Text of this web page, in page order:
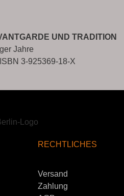
UND TRADITION
Jahre
3-925369-18-X
RECHTLICHES
Versand
Zahlung